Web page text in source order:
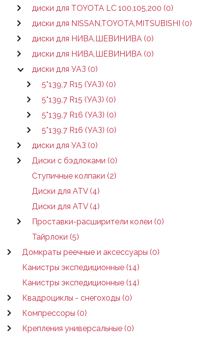
диски для TOYOTA LC 100,105,200 (0)
диски для NISSAN,TOYOTA,MITSUBISHI (0)
диски для НИВА,ШЕВИНИВА (0)
диски для НИВА,ШЕВИНИВА (0)
диски для УАЗ (0)
5*139,7 R15 (УАЗ) (0)
5*139,7 R15 (УАЗ) (0)
5*139,7 R16 (УАЗ) (0)
5*139,7 R16 (УАЗ) (0)
диски для УАЗ (0)
Диски с бэдлоками (0)
Ступичные колпаки (2)
Диски для ATV (4)
Диски для ATV (4)
Проставки-расширители колеи (0)
Тайрлоки (5)
Домкраты реечные и аксессуары (0)
Канистры экспедиционные (14)
Канистры экспедиционные (14)
Квадроциклы - снегоходы (0)
Компрессоры (0)
Крепления универсальные (0)